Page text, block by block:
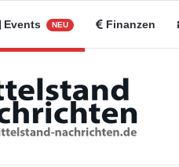
Events NEU Finanzen